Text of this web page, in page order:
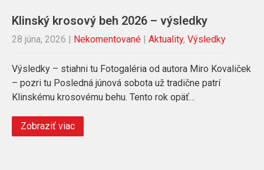
Klinský krosový beh 2026 – výsledky
28 júna, 2026 | Nekomentované | Aktuality, Výsledky
Výsledky – stiahni tu Fotogaléria od autora Miro Kovaliček
– pozri tu Posledná júnová sobota už tradične patrí
Klinskému krosovému behu. Tento rok opäť…
Zobraziť viac